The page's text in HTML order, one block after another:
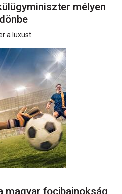
mélyen
a luxust.
magyar focibajnokság